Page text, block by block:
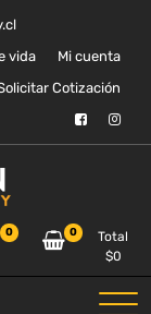
vida
Mi cuenta
Cotización
0 0
Total
$0